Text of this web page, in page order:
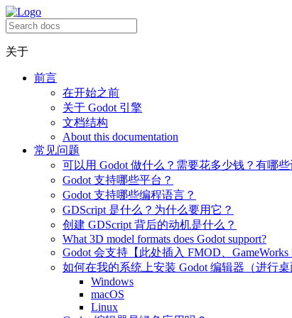
关于
前言
在开始之前
关于 Godot 引擎
文档结构
About this documentation
常见问题
可以用 Godot 做什么？需要花多少钱？有哪些
Godot 支持哪些平台？
Godot 支持哪些编程语言？
GDScript 是什么？为什么要用它？
创建 GDScript 背后的动机是什么？
What 3D model formats does Godot support?
Godot 会支持【此处插入 FMOD、
如何在我的系统上安装 Godot 编辑器（进行桌
Windows
macOS
Linux